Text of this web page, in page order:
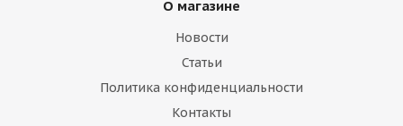
О магазине
Новости
Статьи
Политика конфиденциальности
Контакты